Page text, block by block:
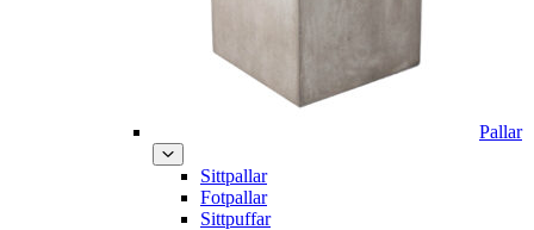
Pallar
Sittpallar
Fotpallar
Sittpuffar